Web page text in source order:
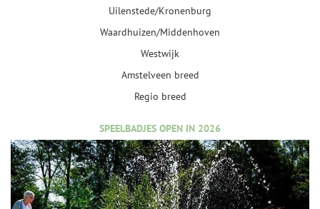
Uilenstede/Kronenburg
Waardhuizen/Middenhoven
Westwijk
Amstelveen breed
Regio breed
SPEELBADJES OPEN IN 2026